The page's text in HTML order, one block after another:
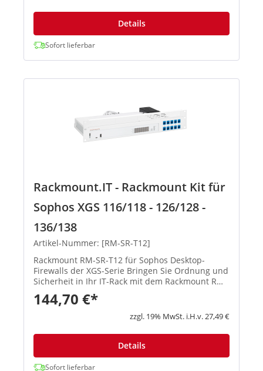
Details
Sofort lieferbar
Rackmount.IT - Rackmount Kit für
Sophos XGS 116/118 - 126/128 -
136/138
Artikel-Nummer: [RM-SR-T12]
Rackmount RM-SR-T12 für Sophos Desktop-
Firewalls der XGS-Serie Bringen Sie Ordnung und
Sicherheit in Ihr IT-Rack mit dem Rackmount RM-
SR-T12, speziell entwickelt für Sophos Desktop-
Firewalls der XGS-Serie. Dieses hochwertige 19-
Zoll-Rackmount-Kit erm...
144,70 €*
zzgl. 19% MwSt. i.H.v. 27,49 €
Details
Sofort lieferbar